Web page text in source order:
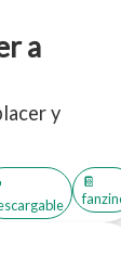
a
y
📔